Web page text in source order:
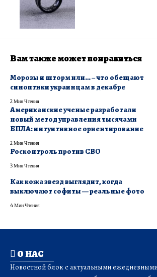
Вам также может понравиться
Морозы и шторм или… – что обещают
синоптики украинцам в декабре
2 Мин Чтения
Американские ученые разработали
новый метод управления тысячами
БПЛА: интуитивное ориентирование
2 Мин Чтения
Росконтроль против СВО
3 Мин Чтения
Как кожа звезд выглядит, когда
выключают софиты — реальные фото
4 Мин Чтения
О НАС
Новостной блок с актуальными